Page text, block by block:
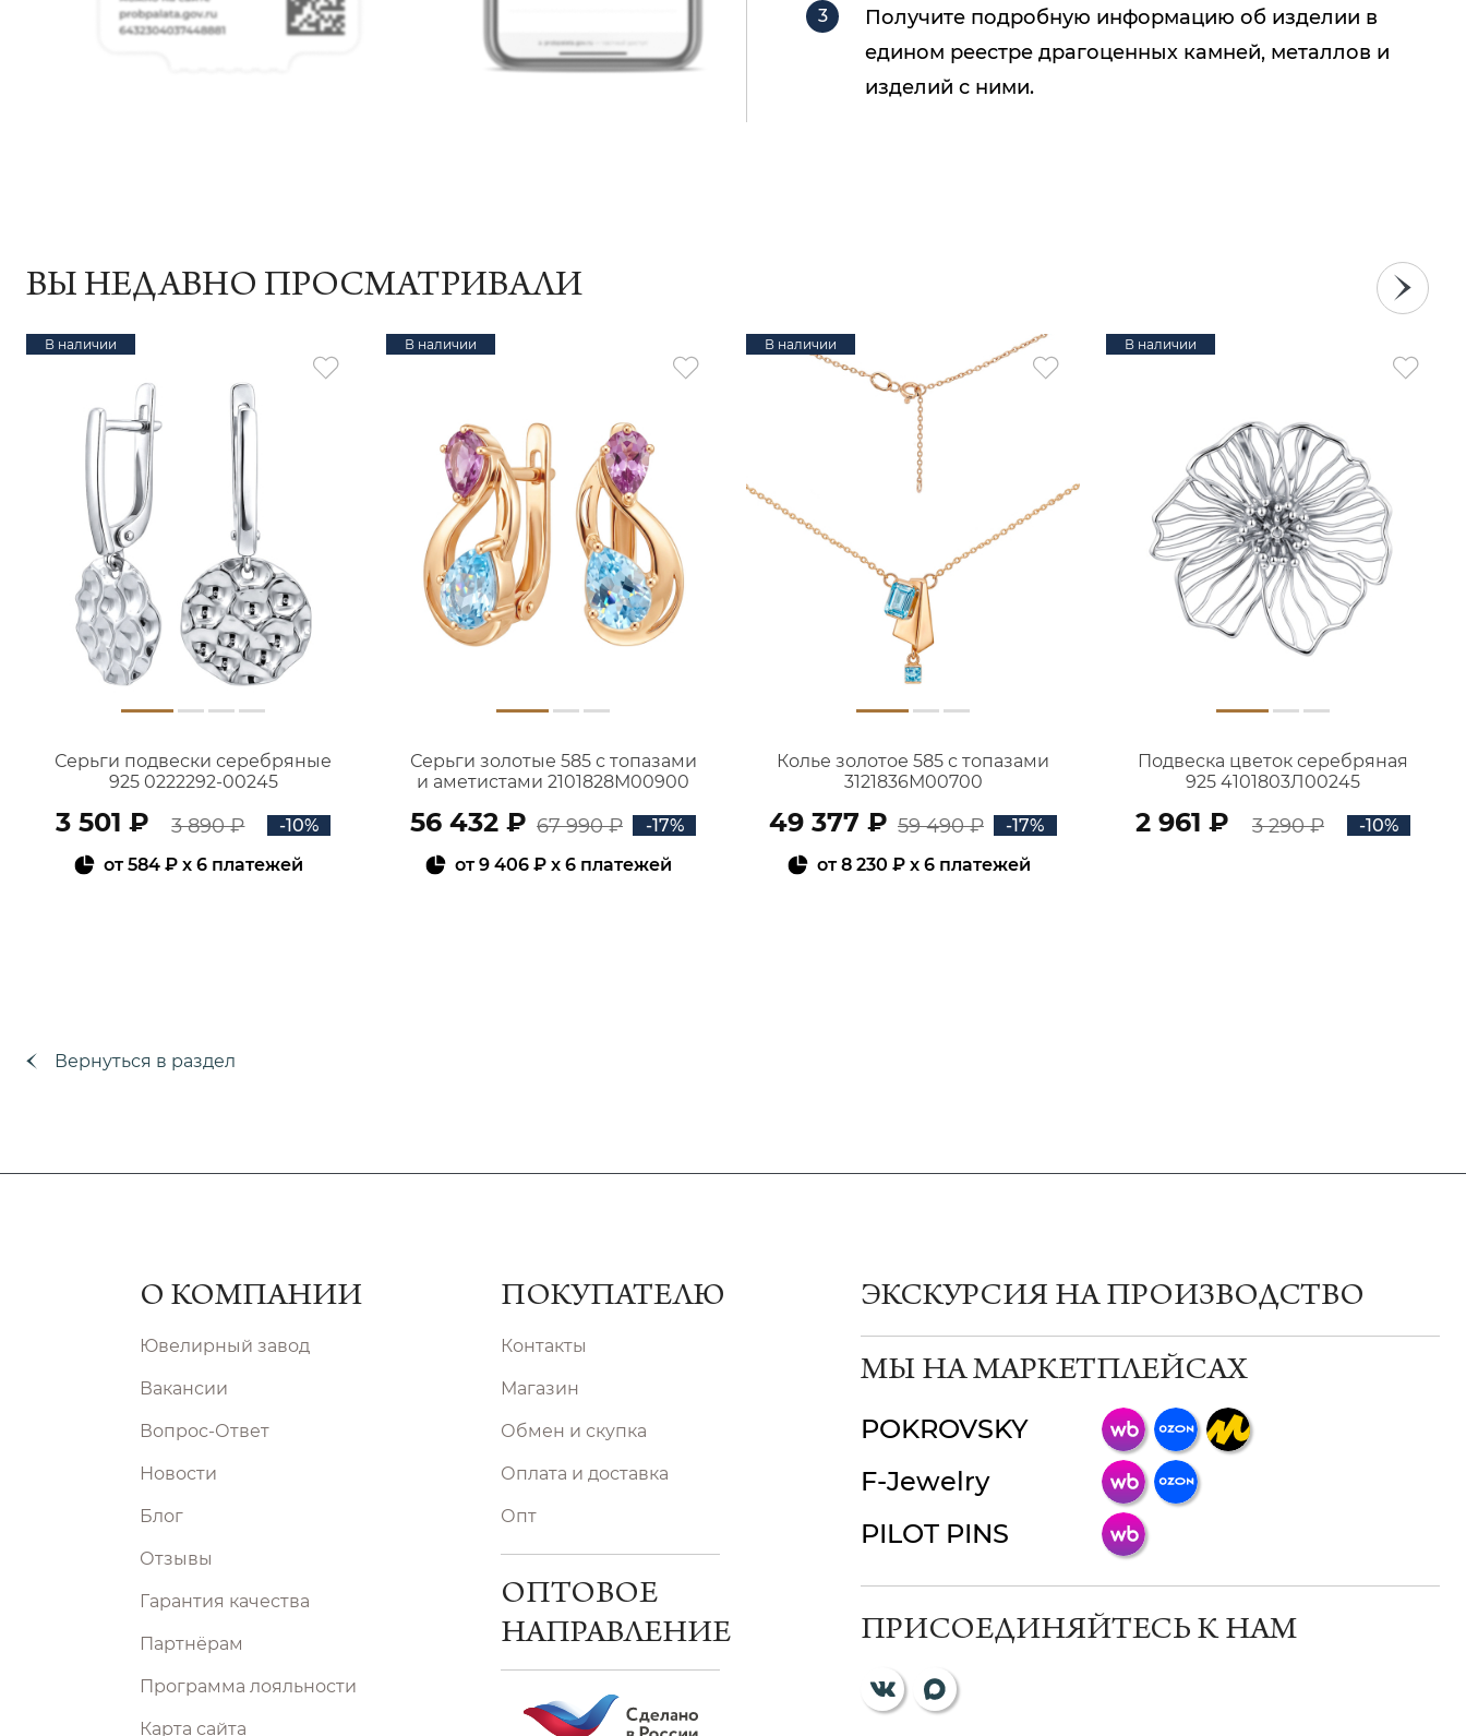
Получите подробную информацию об изделии в
едином реестре драгоценных камней, металлов и
изделий с ними.
ВЫ НЕДАВНО ПРОСМАТРИВАЛИ
В наличии
Серьги подвески серебряные
925 0222292-00245
3 501 ₽ 3 890 ₽
-10%
от584 ₽ x 6 платежей
В наличии
Серьги золотые 585 с топазами
и аметистами 2101828М00900
56 432 ₽ 67 990 ₽
-17%
от9 406 ₽ x 6 платежей
В наличии
Колье золотое 585 с топазами
3121836М00700
49 377 ₽ 59 490 ₽
-17%
от8 230 ₽x 6 платежей
В наличии
Подвеска цветок серебряная
925 4101803Л00245
2 961 ₽ 3 290 ₽ -10%
Вернуться в раздел
О КОМПАНИИ
Ювелирный завод
Вакансии
Вопрос-Ответ
Новости
Блог
Отзывы
Гарантия качества
Партнёрам
Программа лояльности
Карта сайта
ПОКУПАТЕЛЮ
Контакты
Магазин
Обмен и скупка
Оплата и доставка
Опт
ОПТОВОЕ
НАПРАВЛЕНИЕ
ЭКСКУРСИЯ НА ПРОИЗВОДСТВО
МЫ НА МАРКЕТПЛЕЙСАХ
POKROVSKY
F-Jewelry
PILOT PINS
ПРИСОЕДИНЯЙТЕСЬ К НАМ
ChatApp
мессенджер!